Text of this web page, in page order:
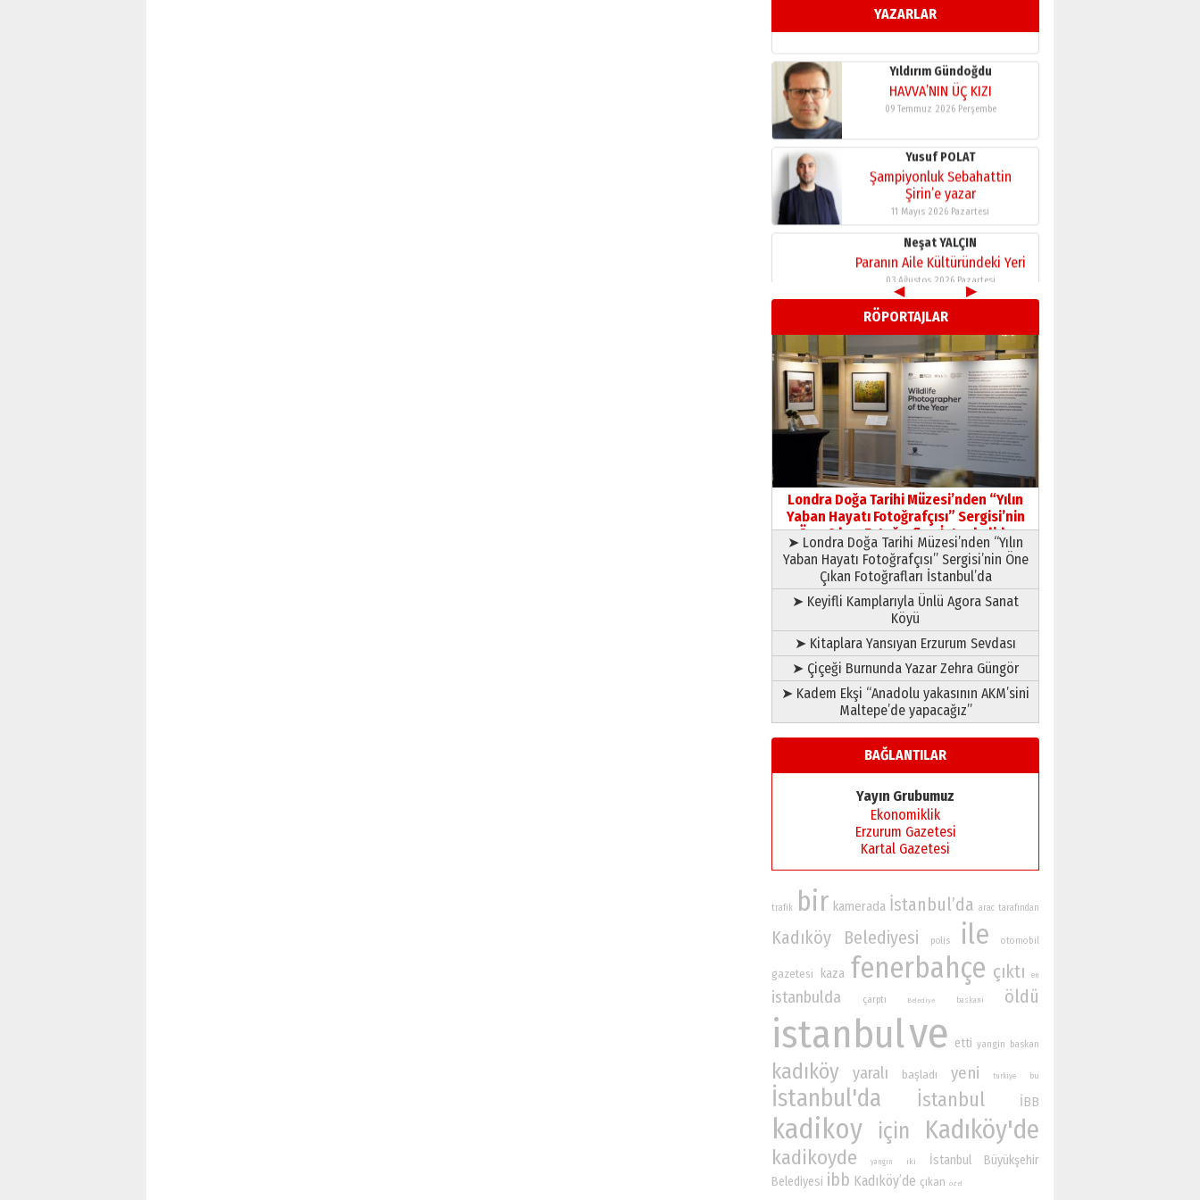
YAZARLAR
11 Mayıs 2026 Pazartesi
Paranın Aile Kültüründeki Yeri
03 Ağustos 2026 Pazartesi
HAVVA’NIN ÜÇ KIZI
09 Temmuz 2026 Perşembe
Yusuf POLAT
Şampiyonluk Sebahattin
Şirin’e yazar
11 Mayıs 2026 Pazartesi
Neşat YALÇIN
Paranın Aile Kültüründeki Yeri
03 Ağustos 2026 Pazartesi
Yıldırım Gündoğdu
HAVVA’NIN ÜÇ KIZI
09 Temmuz 2026 Perşembe
Yusuf POLAT
Şampiyonluk Sebahattin
Şirin’e yazar
11 Mayıs 2026 Pazartesi
◀
▶
RÖPORTAJLAR
Londra Doğa Tarihi Müzesi’nden “Yılın
Yaban Hayatı Fotoğrafçısı” Sergisi’nin
Öne Çıkan Fotoğrafları İstanbul’da
➤ Londra Doğa Tarihi Müzesi’nden “Yılın
Yaban Hayatı Fotoğrafçısı” Sergisi’nin Öne
Çıkan Fotoğrafları İstanbul’da
➤ Keyifli Kamplarıyla Ünlü Agora Sanat
Köyü
➤ Kitaplara Yansıyan Erzurum Sevdası
➤ Çiçeği Burnunda Yazar Zehra Güngör
➤ Kadem Ekşi “Anadolu yakasının AKM’sini
Maltepe’de yapacağız”
BAĞLANTILAR
Yayın Grubumuz
Ekonomiklik
Erzurum Gazetesi
Kartal Gazetesi
trafik bir kamerada İstanbul’da arac tarafından
Kadıköy Belediyesi polis ile otomobil
gazetesi kaza fenerbahçe çıktı en
istanbulda çarptı Belediye baskani öldü
istanbulve etti yangin baskan
kadıköy yaralı başladı yeni turkiye bu
İstanbul'da İstanbul İBB
kadikoy için Kadıköy'de
kadikoyde yangın iki
İstanbul Büyükşehir
Belediyesi ibb Kadıköy’de çıkan özel